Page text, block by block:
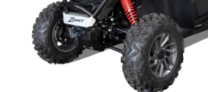
Fahrzeug